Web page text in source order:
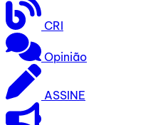
CRI
Opinião
ASSINE